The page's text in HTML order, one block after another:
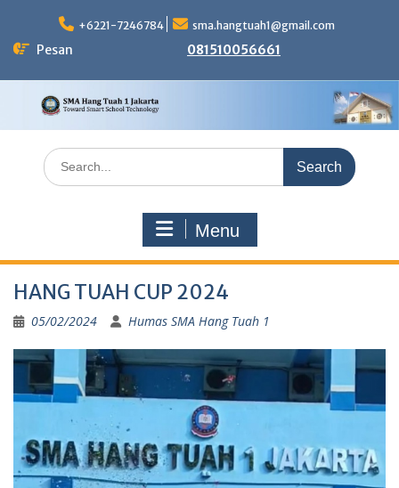
content
+6221-7246784 sma.hangtuah1@gmail.com
Pesan 081510056661
Search
for:
Menu
HANG TUAH CUP 2024
05/02/2024 Humas SMA Hang Tuah 1